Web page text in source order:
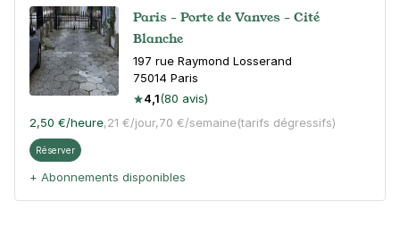
Paris - Porte de Vanves - Cité
Blanche
197 rue Raymond Losserand
75014 Paris
4,1(80 avis)
2,50 €/heure,21 €/jour,70 €/semaine(tarifs dégressifs)
Réserver
+ Abonnements disponibles